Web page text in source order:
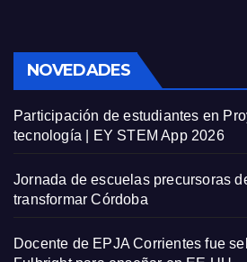
NOVEDADES
Participación de estudiantes en
tecnología | EY STEM App 2026
Jornada de escuelas precursoras
transformar Córdoba
Docente de EPJA Corrientes fue